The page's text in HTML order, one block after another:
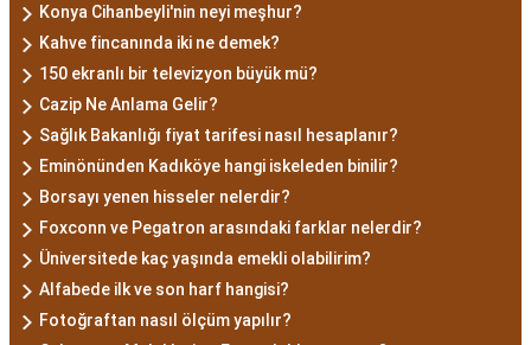
Konya Cihanbeyli'nin neyi meşhur?
Kahve fincanında iki ne demek?
150 ekranlı bir televizyon büyük mü?
Cazip Ne Anlama Gelir?
Sağlık Bakanlığı fiyat tarifesi nasıl hesaplanır?
Eminönünden Kadıköye hangi iskeleden binilir?
Borsayı yenen hisseler nelerdir?
Foxconn ve Pegatron arasındaki farklar nelerdir?
Üniversitede kaç yaşında emekli olabilirim?
Alfabede ilk ve son harf hangisi?
Fotoğraftan nasıl ölçüm yapılır?